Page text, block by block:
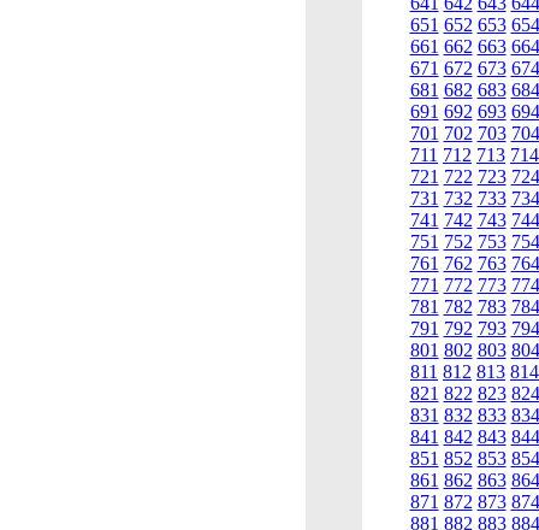
651 652 653 654
661 662 663 664
671 672 673 674
681 682 683 684
691 692 693 694
701 702 703 704
711 712 713 714
721 722 723 724
731 732 733 734
741 742 743 744
751 752 753 754
761 762 763 764
771 772 773 774
781 782 783 784
791 792 793 794
801 802 803 804
811 812 813 814
821 822 823 824
831 832 833 834
841 842 843 844
851 852 853 854
861 862 863 864
871 872 873 874
881 882 883 884